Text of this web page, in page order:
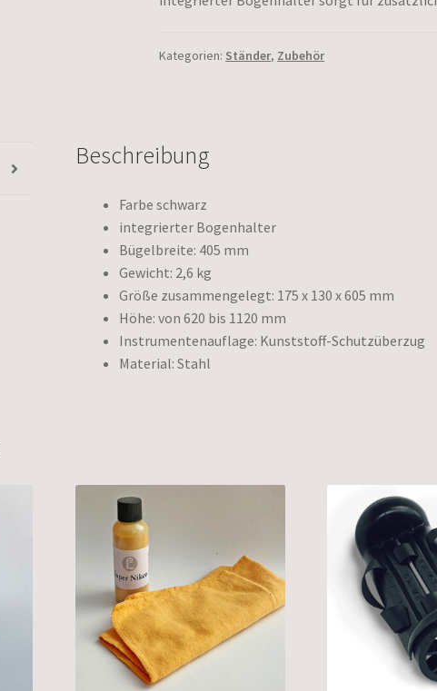
Kategorien: Ständer, Zubehör
Beschreibung
Farbe schwarz
integrierter Bogenhalter
Bügelbreite: 405 mm
Gewicht: 2,6 kg
Größe zusammengelegt: 175 x 130 x 605 mm
Höhe: von 620 bis 1120 mm
Instrumentenauflage: Kunststoff-Schutzüberzug
Material: Stahl